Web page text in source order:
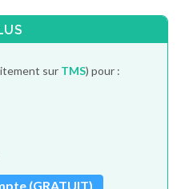
sur TMS) pour :
(GRATUIT)